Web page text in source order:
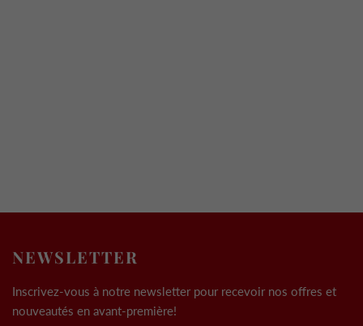
NEWSLETTER
Inscrivez-vous à notre newsletter pour recevoir nos offres et
nouveautés en avant-première!